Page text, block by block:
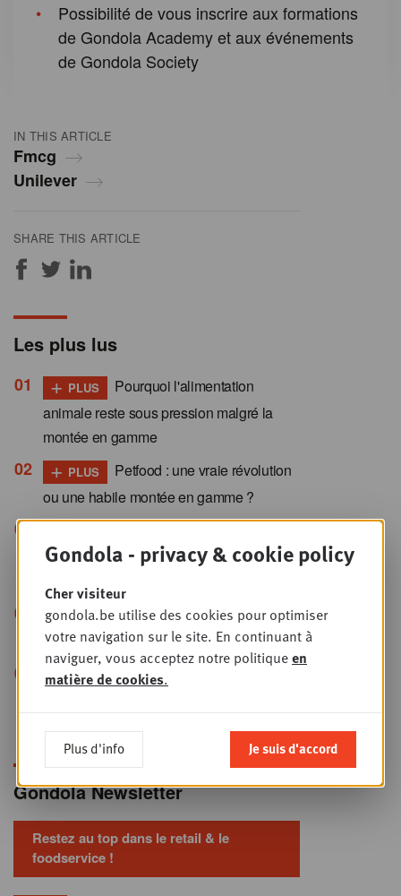
IN THIS ARTICLE
Fmcg
Unilever
SHARE THIS ARTICLE
Possibilité de vous inscrire aux formations
de Gondola Academy et aux événements
de Gondola Society
Les plus lus
+ PLUS
Pourquoi l'alimentation
animale reste sous pression malgré la
montée en gamme
+ PLUS
Petfood : une vraie révolution
ou une habile montée en gamme ?
+
l’intention, le terrain la transforme en
+ PLUS
Publicité en magasin : les
franchisés veulent reprendre la main
+ PLUS
Paiement électronique : ces
Gondola Newsletter
Restez au top dans le retail & le
foodservice !
Gondola - privacy & cookie policy
Cher visiteur
gondola.be utilise des cookies pour optimiser
votre navigation sur le site. En continuant à
naviguer, vous acceptez notre politiqueen
matière de cookies.
Plus d'info Je suis d'accord